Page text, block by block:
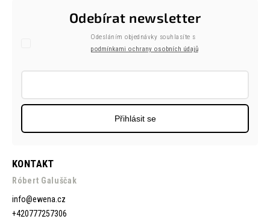
KONTAKT
Róbert Galuščak
info@ewena.cz
+420777257306
Odebírat newsletter
Odesláním objednávky souhlasíte s
podmínkami ochrany osobních údajů
Přihlásit se